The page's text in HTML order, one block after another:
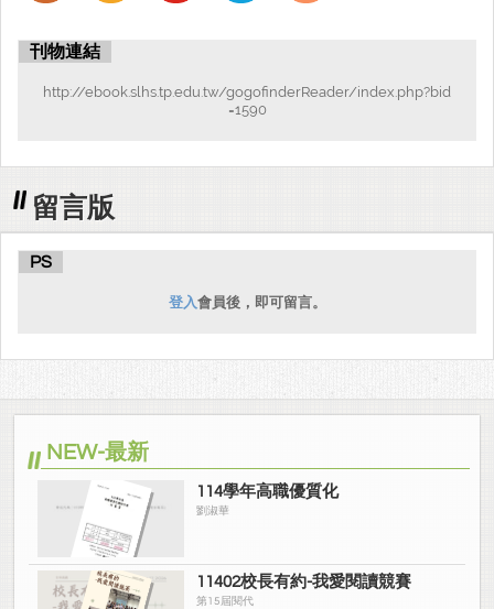
刊物連結
http://ebook.slhs.tp.edu.tw/gogofinderReader/index.php?bid
=1590
留言版
PS
登入會員後，即可留言。
NEW-最新
114學年高職優質化
劉淑華
11402校長有約-我愛閱讀競賽
第15屆閱代